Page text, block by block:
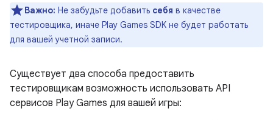
Важно: Не забудьте добавить себя в качестве
тестировщика, иначе Play Games SDK не будет работать
для вашей учетной записи.
Существует два способа предоставить
тестировщикам возможность использовать API
сервисов Play Games для вашей игры: